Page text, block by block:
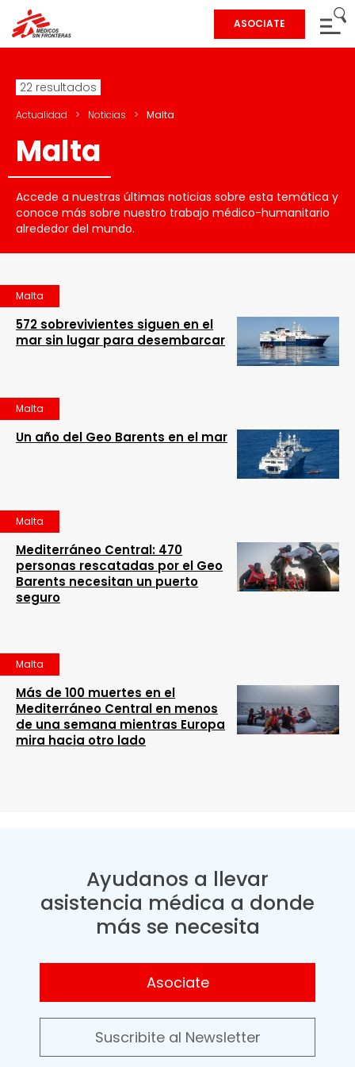
ASOCIATE
22 resultados
Actualidad > Noticias > Malta
Malta
Accede a nuestras últimas noticias sobre esta temática y
conoce más sobre nuestro trabajo médico-humanitario
alrededor del mundo.
Malta
572 sobrevivientes siguen en el
mar sin lugar para desembarcar
Malta
Un año del Geo Barents en el mar
Malta
Mediterráneo Central: 470
personas rescatadas por el Geo
Barents necesitan un puerto
seguro
Malta
Más de 100 muertes en el
Mediterráneo Central en menos
de una semana mientras Europa
mira hacia otro lado
Ayudanos a llevar
asistencia médica a donde
más se necesita
Asociate
Suscribite al Newsletter